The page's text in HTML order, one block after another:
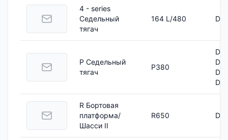
4 - series
Седельный
тягач
164 L/480 DC
P Седельный
тягач
P380
DC
DC
DC
DC
R Бортовая
платформа/
Шасси II
R650 DC